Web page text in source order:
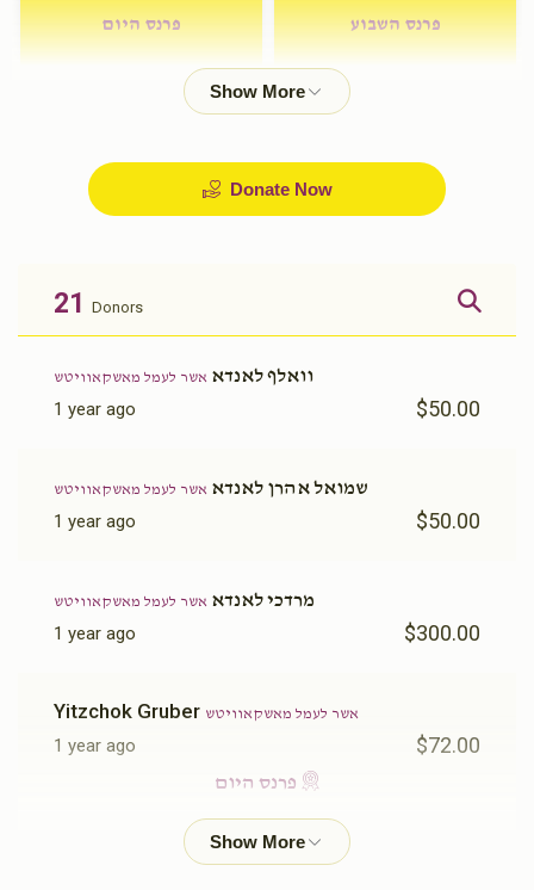
פרנס השבוע פרנס היום
Donate Now
21 Donors
וואלף לאנדא אשר לעמל מאשקאוויטש
1 year ago $50.00
שמואל אהרן לאנדא אשר לעמל מאשקאוויטש
1 year ago $50.00
מרדכי לאנדא אשר לעמל מאשקאוויטש
1 year ago $300.00
Yitzchok Gruber אשר לעמל מאשקאוויטש
1 year ago $72.00
פרנס היום
יואל סימאןאשר לעמל מאשקאוויטש